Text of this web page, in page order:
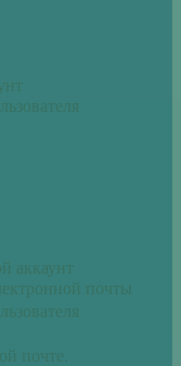
аккаунт
почты
почте.